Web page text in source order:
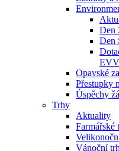
Den
Den
Opavské
Přestupky
Úspěchy
Trhy
Aktuality
Farmářské
Vánoční